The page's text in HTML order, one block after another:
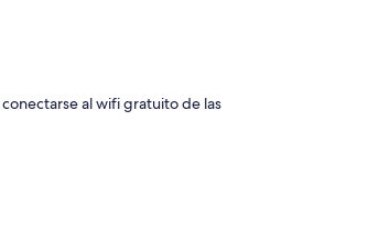
al wifi gratuito de las